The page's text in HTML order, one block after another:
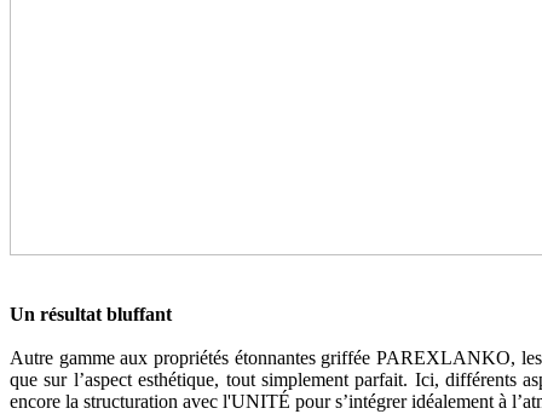
Un résultat bluffant
Autre gamme aux propriétés étonnantes griffée PAREXLANKO,
que sur l’aspect esthétique, tout simplement parfait. Ici, différents
encore la structuration avec l'UNITÉ pour s’intégrer idéalement à